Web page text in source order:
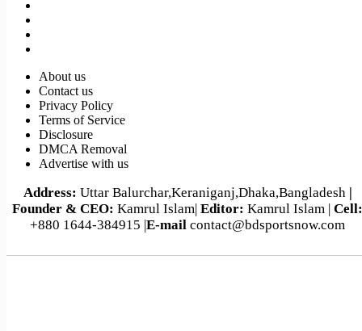
পর্তুগাল-ক্রোয়েশিয়া বিশ্বকাপ ফুটবল ম্যাচসহ আজকের খেলা (২
জুলাই,২০২৬)
About us
Contact us
Privacy Policy
Terms of Service
Disclosure
DMCA Removal
Advertise with us
Address: Uttar Balurchar,Keraniganj,Dhaka,Bangladesh |
Founder & CEO: Kamrul Islam| Editor: Kamrul Islam | Cell:
+880 1644-384915 |E-mail contact@bdsportsnow.com